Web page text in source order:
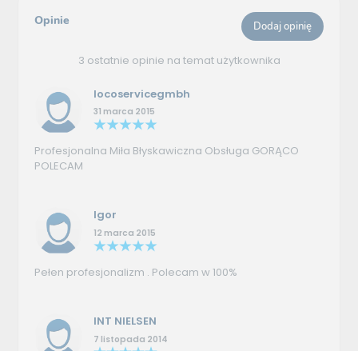
Opinie Dodaj opinię
3 ostatnie opinie na temat użytkownika
locoservicegmbh
31 marca 2015
Profesjonalna Miła Błyskawiczna Obsługa GORĄCO
POLECAM
Igor
12 marca 2015
Pełen profesjonalizm . Polecam w 100%
INT NIELSEN
7 listopada 2014